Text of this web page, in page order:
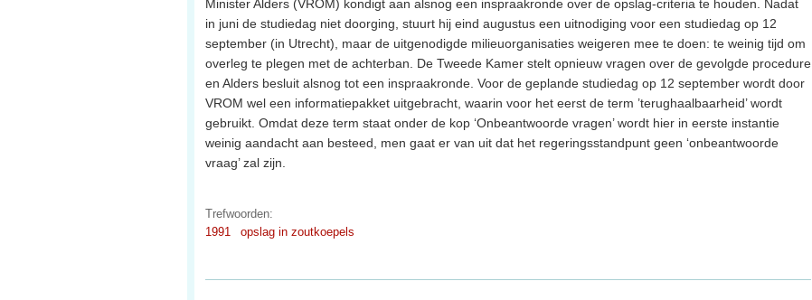
Minister Alders (VROM) kondigt aan alsnog een inspraakronde over de opslag-criteria te houden. Nadat
in juni de studiedag niet doorging, stuurt hij eind augustus een uitnodiging voor een studiedag op 12
september (in Utrecht), maar de uitgenodigde milieuorganisaties weigeren mee te doen: te weinig tijd om
overleg te plegen met de achterban. De Tweede Kamer stelt opnieuw vragen over de gevolgde procedure
en Alders besluit alsnog tot een inspraakronde. Voor de geplande studiedag op 12 september wordt door
VROM wel een informatiepakket uitgebracht, waarin voor het eerst de term ’terughaalbaarheid’ wordt
gebruikt. Omdat deze term staat onder de kop ‘Onbeantwoorde vragen’ wordt hier in eerste instantie
weinig aandacht aan besteed, men gaat er van uit dat het regeringsstandpunt geen ‘onbeantwoorde
vraag’ zal zijn.
Trefwoorden:
1991
opslag in zoutkoepels